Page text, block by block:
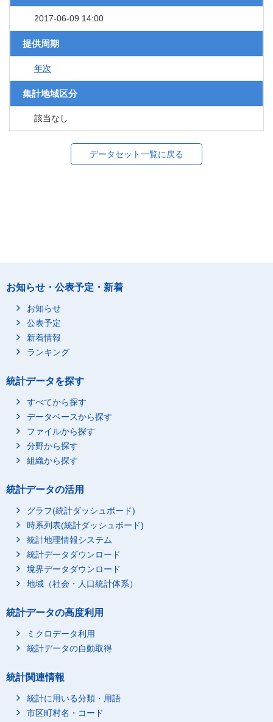
2017-06-09 14:00
提供周期
年次
集計地域区分
該当なし
データセット一覧に戻る
お知らせ・公表予定・新着
お知らせ
公表予定
新着情報
ランキング
統計データを探す
すべてから探す
データベースから探す
ファイルから探す
分野から探す
組織から探す
統計データの活用
グラフ(統計ダッシュボード)
時系列表(統計ダッシュボード)
統計地理情報システム
統計データダウンロード
境界データダウンロード
地域（社会・人口統計体系）
統計データの高度利用
ミクロデータ利用
統計データの自動取得
統計関連情報
統計に用いる分類・用語
市区町村名・コード